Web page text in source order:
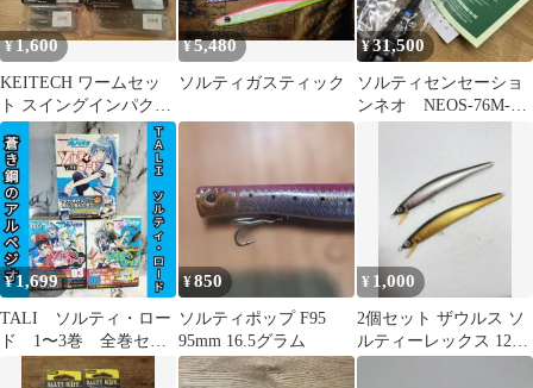
¥1,600
KEITECH ワームセッ
ト スイングインパクト
ソルティコアチューブ
¥5,480
ソルティガスティック
¥31,500
ソルティセンセーショ
ンネオ NEOS-76M-T
¥1,699
TALI ソルティ・ロー
ド 1〜3巻 全巻セッ
ト 全巻帯付き初版
¥850
ソルティポップ F95
95mm 16.5グラム
¥ 1,000
2個セット ザウルス ソ
ルティーレックス 12cm
ソルティレックス